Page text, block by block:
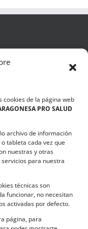
cookies de la página web
PRO SALUD
archivo de información
tableta cada vez que
nuestras y otras
para nuestra
técnicas son
funcionar, no necesitan
activadas por defecto.
página, para
Datos